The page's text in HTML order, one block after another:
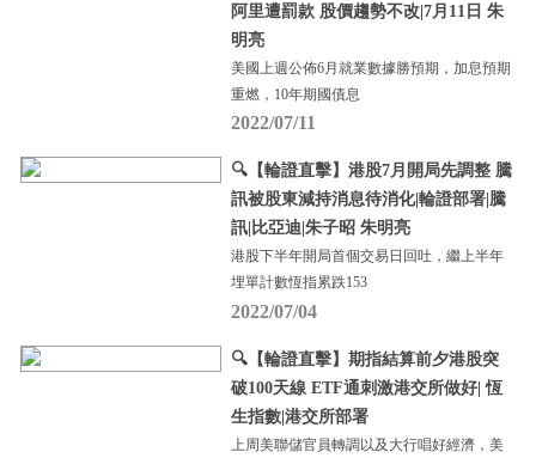
阿里遭罰款 股價趨勢不改|7月11日 朱
明亮
美國上週公佈6月就業數據勝預期，加息預期
重燃，10年期國債息
2022/07/11
🔍【輪證直擊】港股7月開局先調整 騰
訊被股東減持消息待消化|輪證部署|騰
訊|比亞迪|朱子昭 朱明亮
港股下半年開局首個交易日回吐，繼上半年
埋單計數恆指累跌153
2022/07/04
🔍【輪證直擊】期指結算前夕港股突
破100天線 ETF通刺激港交所做好| 恆
生指數|港交所部署
上周美聯儲官員轉調以及大行唱好經濟，美